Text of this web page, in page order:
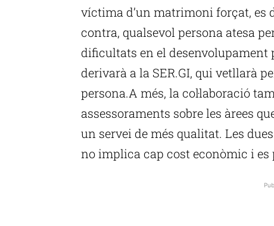
víctima d’un matrimoni forçat, es
contra, qualsevol persona atesa
dificultats en el desenvolupament
derivarà a la SER.GI, qui vetllarà
persona.A més, la col·laboració
assessoraments sobre les àrees
un servei de més qualitat. Les
no implica cap cost econòmic i es